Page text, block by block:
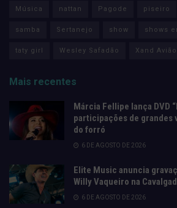
Música nattan Pagode piseiro
samba Sertanejo show shows
taty girl Wesley Safadão Xand Avião
Mais recentes
Márcia Fellipe lança DVD
participações de grandes
do forró
6 DE AGOSTO DE 2026
Elite Music anuncia
Willy Vaqueiro na
6 DE AGOSTO DE 2026